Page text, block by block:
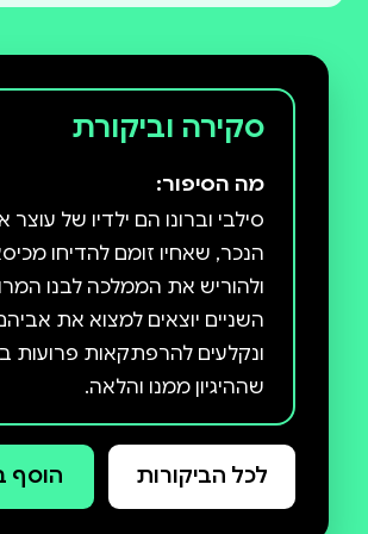
סקירה וביקורת
מה הסיפור:
סילבי וברונו הם ילדיו של עוצר
הנכר, שאחיו זומם להדיחו
ולהוריש את הממלכה לבנו
השניים יוצאים למצוא את
ונקלעים להרפתקאות פרועות
לסילבי וברונו מצטרפות
כמו הפרופסור, שממציא רק
שאין בהן שימוש, גנן מטורף,
לכל הביקורות הוסף